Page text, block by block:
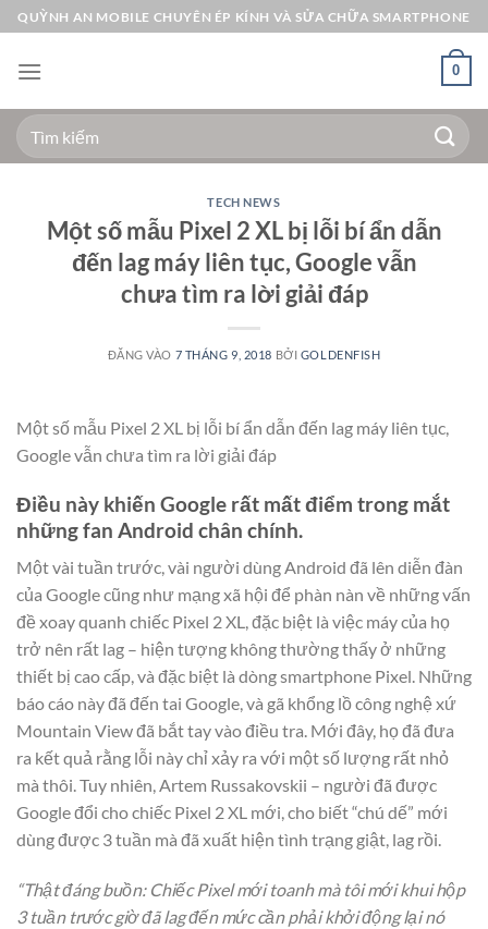
Bỏ
qua
nội
QUỲNH AN MOBILE CHUYÊN ÉP KÍNH VÀ SỬA CHỮA SMARTPHONE
0
Tìm
kiếm:
TECH NEWS
Một số mẫu Pixel 2 XL bị lỗi bí ẩn dẫn
đến lag máy liên tục, Google vẫn
chưa tìm ra lời giải đáp
ĐĂNG VÀO 7 THÁNG 9, 2018 BỞI GOLDENFISH
Một số mẫu Pixel 2 XL bị lỗi bí ẩn dẫn đến lag máy liên tục,
Google vẫn chưa tìm ra lời giải đáp
Điều này khiến Google rất mất điểm trong mắt
những fan Android chân chính.
Một vài tuần trước, vài người dùng Android đã lên diễn đàn
của Google cũng như mạng xã hội để phàn nàn về những vấn
đề xoay quanh chiếc Pixel 2 XL, đặc biệt là việc máy của họ
trở nên rất lag – hiện tượng không thường thấy ở những
thiết bị cao cấp, và đặc biệt là dòng smartphone Pixel. Những
báo cáo này đã đến tai Google, và gã khổng lồ công nghệ xứ
Mountain View đã bắt tay vào điều tra. Mới đây, họ đã đưa
ra kết quả rằng lỗi này chỉ xảy ra với một số lượng rất nhỏ
mà thôi. Tuy nhiên, Artem Russakovskii – người đã được
Google đổi cho chiếc Pixel 2 XL mới, cho biết “chú dế” mới
dùng được 3 tuần mà đã xuất hiện tình trạng giật, lag rồi.
“Thật đáng buồn: Chiếc Pixel mới toanh mà tôi mới khui hộp
3 tuần trước giờ đã lag đến mức cần phải khởi động lại nó